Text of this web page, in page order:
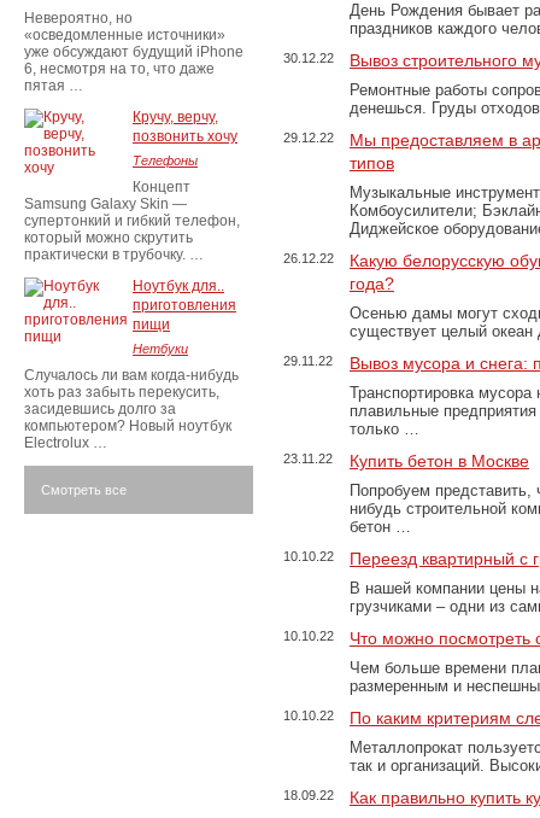
День Рождения бывает
праздников каждого
30.12.22 Вывоз строительного
Ремонтные работы
денешься. Груды
29.12.22
Мы предоставляем в
типов
Музыкальные
Комбоусилители;
Диджейское
26.12.22
Какую белорусскую
года?
Осенью дамы могут
существует целый
29.11.22 Вывоз мусора и
Транспортировка
плавильные
только …
23.11.22 Купить бетон в Москве
Попробуем представить,
нибудь строительной
бетон …
10.10.22 Переезд квартирный с
В нашей компании цены
грузчиками – одни из
10.10.22 Что можно посмотреть
Чем больше времени
размеренным и
10.10.22 По каким критериям
Металлопрокат
так и организаций.
18.09.22 Как правильно купить
Невероятно, но
«осведомленные источники»
уже обсуждают будущий iPhone
6, несмотря на то, что даже
пятая …
Кручу, верчу,
позвонить хочу
Телефоны
Концепт
Samsung Galaxy Skin —
супертонкий и гибкий телефон,
который можно скрутить
практически в трубочку. …
Ноутбук для..
приготовления
пищи
Нетбуки
Случалось ли вам когда-нибудь
хоть раз забыть перекусить,
засидевшись долго за
компьютером? Новый ноутбук
Electrolux …
Смотреть все